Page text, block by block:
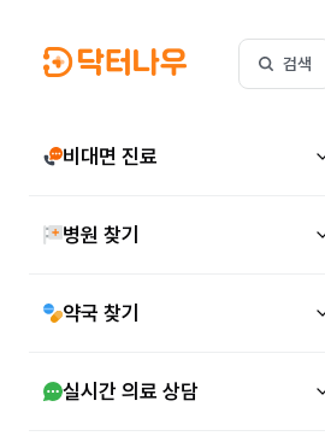
검색
비대면 진료
병원 찾기
약국 찾기
실시간 의료 상담